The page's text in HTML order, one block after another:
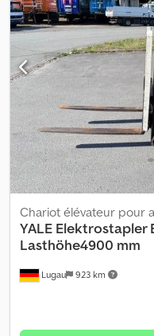
appeler. Sous réserve
Lugau 923 km
Chariot élévateur pour
YALE Elektrostapler
Lasthöhe4900 mm